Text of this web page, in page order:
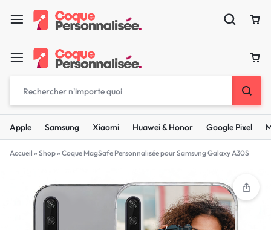
Apple Samsung Xiaomi Huawei & Honor Google Pixel
Accueil » Shop» Coque MagSafe Personnalisée pour Samsung Galaxy A30S